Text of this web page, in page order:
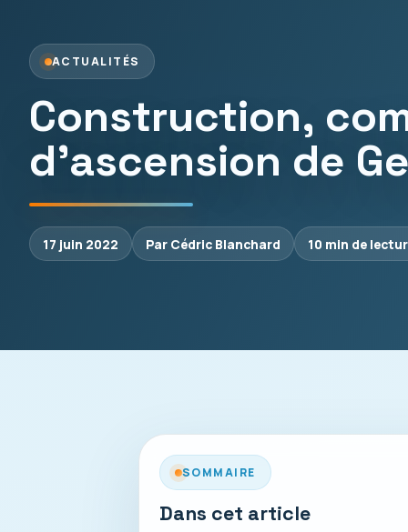
ACTUALITÉS
Construction,
d’ascension de
17 juin 2022 Par Cédric Blanchard 10 min de
SOMMAIRE
Dans cet article